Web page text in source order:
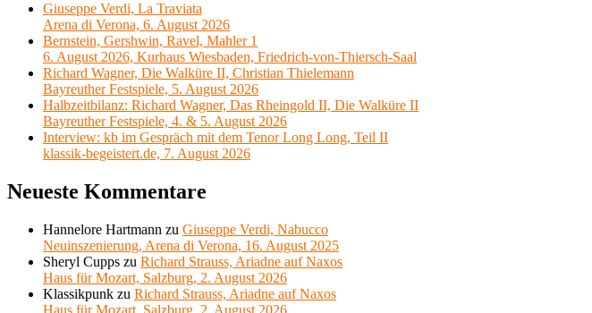
Giuseppe Verdi, La Traviata
Arena di Verona, 6. August 2026
Bernstein, Gershwin, Ravel, Mahler 1
6. August 2026, Kurhaus Wiesbaden, Friedrich-von-Thiersch-Saal
Richard Wagner, Die Walküre II, Christian Thielemann
Bayreuther Festspiele, 5. August 2026
Halbzeitbilanz: Richard Wagner, Das Rheingold II, Die Walküre II
Bayreuther Festspiele, 4. & 5. August 2026
Interview: kb im Gespräch mit dem Tenor Long Long, Teil II
klassik-begeistert.de, 7. August 2026
Neueste Kommentare
Hannelore Hartmann zu Giuseppe Verdi, Nabucco
Neuinszenierung, Arena di Verona, 16. August 2025
Sheryl Cupps zu Richard Strauss, Ariadne auf Naxos
Haus für Mozart, Salzburg, 2. August 2026
Klassikpunk zu Richard Strauss, Ariadne auf Naxos
Haus für Mozart, Salzburg, 2. August 2026